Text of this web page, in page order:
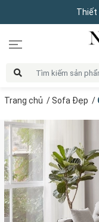
Thiết
Trang chủ /Sofa Đẹp /